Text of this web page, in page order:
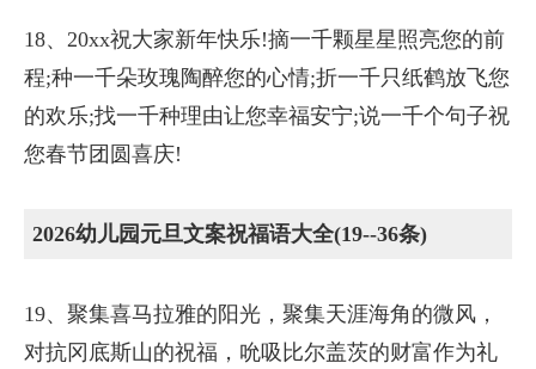
18、20xx祝大家新年快乐!摘一千颗星星照亮您的前
程;种一千朵玫瑰陶醉您的心情;折一千只纸鹤放飞您
的欢乐;找一千种理由让您幸福安宁;说一千个句子祝
您春节团圆喜庆!
2026幼儿园元旦文案祝福语大全(19--36条)
19、聚集喜马拉雅的阳光，聚集天涯海角的微风，
对抗冈底斯山的祝福，吮吸比尔盖茨的财富作为礼